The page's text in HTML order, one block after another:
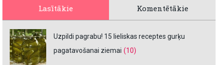
Lasītākie Komentētākie
Uzpildi pagrabu! 15 lieliskas receptes gurķu
pagatavošanai ziemai (10)